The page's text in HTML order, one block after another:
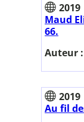
2019
Maud
66.
Auteur :
2019
Au fil